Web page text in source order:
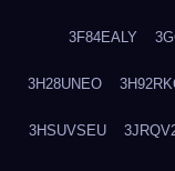
3F84EALY
3H28UNEO
3HSUVSEU